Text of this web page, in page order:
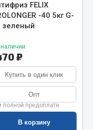
FELIX
-40 5кг G-
зеленый
₽
Купить в один клик
Опт
полной предоплате
В корзину